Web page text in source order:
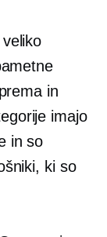
in
imajo
in so
ki so